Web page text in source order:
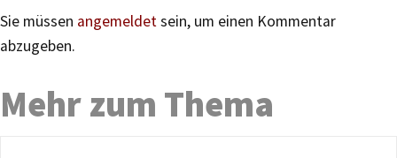
Sie müssen angemeldetsein, um einen Kommentar
abzugeben.
Mehr zum Thema